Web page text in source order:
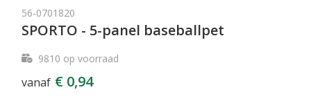
56-0701820
SPORTO - 5-panel baseballpet
9810 op voorraad
vanaf € 0,94